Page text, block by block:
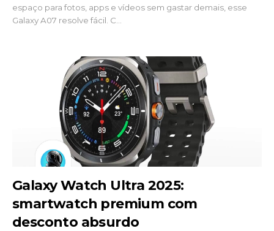
espaço para fotos, apps e vídeos sem gastar demais, esse
Galaxy A07 resolve fácil. C...
Galaxy Watch Ultra 2025:
smartwatch premium com
desconto absurdo